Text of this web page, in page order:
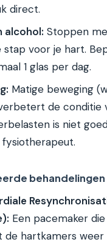
direct.
alcohol: Stoppen
stap voor je hart.
1 glas per dag.
Matige beweging
de conditie
is niet
behandelingen
Een pacemaker
de hartkamers weer